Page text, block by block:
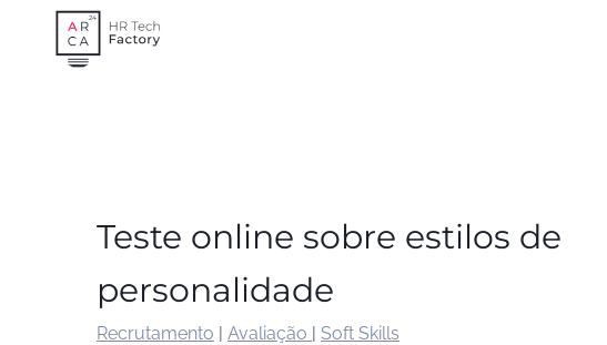
Teste online sobre estilos de
personalidade
Recrutamento | Avaliação | Soft Skills